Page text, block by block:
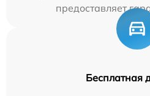
предоставляет
Бесплатная